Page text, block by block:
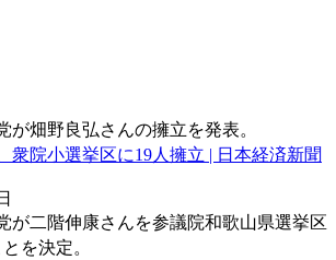
が畑野良弘さんの擁立を発表。
衆院小選挙区に19人擁立 | 日本経済新聞
が二階伸康さんを参議院和歌山県選挙区
を決定。